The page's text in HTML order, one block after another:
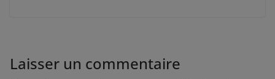
Laisser un commentaire